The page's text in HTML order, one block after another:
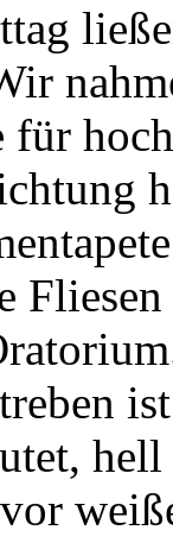
für
hell